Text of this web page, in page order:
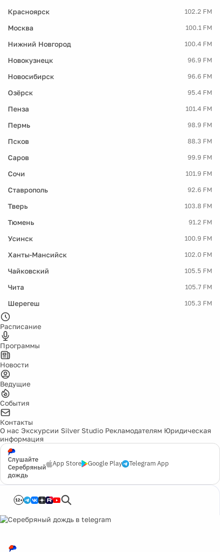
Красноярск 102.2 FM
Москва 100.1 FM
Нижний Новгород 100.4 FM
Новокузнецк 96.9 FM
Новосибирск 96.6 FM
Озёрск 95.4 FM
Пенза 101.4 FM
Пермь 98.9 FM
Псков 88.3 FM
Саров 99.9 FM
Сочи 101.9 FM
Ставрополь 92.6 FM
Тверь 103.8 FM
Тюмень 91.2 FM
Усинск 100.9 FM
Ханты-Мансийск 102.0 FM
Чайковский 105.5 FM
Чита 105.7 FM
Шерегеш 105.3 FM
Расписание
Программы
Новости
Ведущие
События
Контакты
О нас Экскурсии Silver Studio Рекламодателям Юридическая
информация
Слушайте
Серебряный
дождь
App Store Google Play Telegram App
12+